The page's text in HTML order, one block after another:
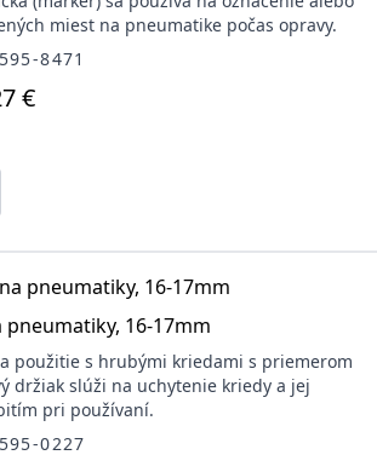
miest na pneumatike počas opravy.
8471
€
16-17mm
použitie s hrubými kriedami s priemerom
držiak slúži na uchytenie kriedy a jej
pri používaní.
0227